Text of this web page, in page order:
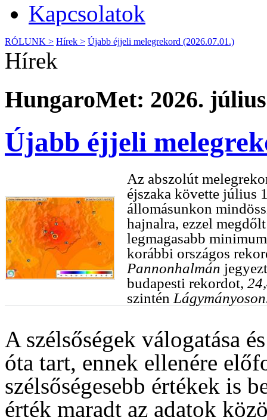
Kapcsolatok
RÓLUNK > Hírek > Újabb éjjeli melegrekord (2026.07.01.)
Hírek
HungaroMet: 2026.
Újabb éjjeli
Az abszolút
éjszaka követte július
állomásunkon
hajnalra, ezzel
legmagasabb
korábbi országos
Pannonhalmán
budapesti rekordot,
szintén
A szélsőségek válogatása
óta tart, ennek ellenére
szélsőségesebb értékek is
érték maradt az adatok